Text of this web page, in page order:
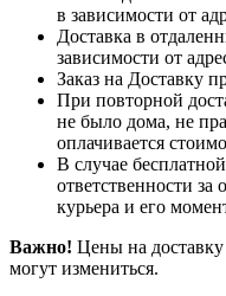
в зависимости от
Доставка в
зависимости от
Заказ на Доставку
При повторной
не было дома, не
оплачивается
В случае
ответственности за
курьера и его
Важно! Цены на
могут измениться.